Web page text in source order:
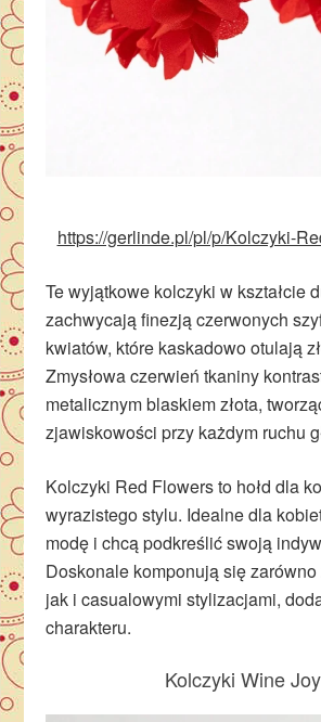
https://gerlinde.pl/pl/p/Kolczyki-
Te wyjątkowe kolczyki w kształcie
zachwycają finezją czerwonych
kwiatów, które kaskadowo otulają
Zmysłowa czerwień tkaniny
metalicznym blaskiem złota,
zjawiskowości przy każdym ruchu
Kolczyki Red Flowers to hołd dla
wyrazistego stylu. Idealne dla
modę i chcą podkreślić swoją
Doskonale komponują się
jak i casualowymi stylizacjami,
charakteru.
Kolczyki Wine Joy